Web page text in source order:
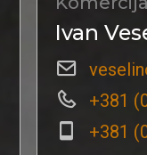
Ivan
+381
+381